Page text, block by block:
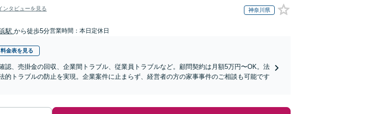
ンタビューを見る 神奈川県
駅 から徒歩5分営業時間：本日定休日
料金表を見る
認、売掛金の回収、企業間トラブル、従業員トラブルなど。顧問契約は月額5万円〜OK。法
的トラブルの防止を実現。企業案件に止まらず、経営者の方の家事事件のご相談も可能です